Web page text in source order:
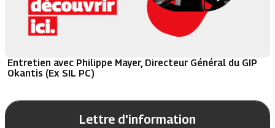
Entretien avec Philippe Mayer, Directeur Général du GIP
Okantis (Ex SIL PC)
Lettre d'information